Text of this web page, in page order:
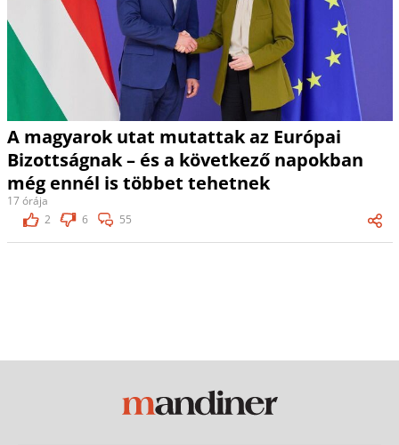
A magyarok utat mutattak az Európai
Bizottságnak – és a következő napokban
még ennél is többet tehetnek
17 órája
2
6 55